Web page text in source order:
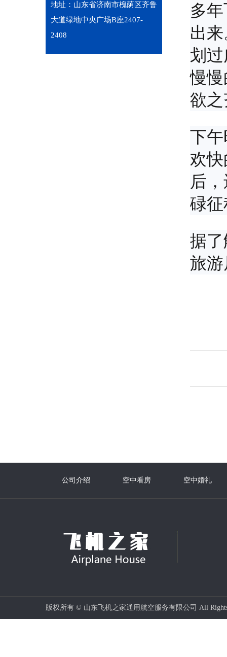
地址：山东省济南市槐荫区齐鲁
大道绿地中央广场B座2407-
2408
多
出
划
慢
欲
下
欢
后
碌征
据
旅
公司介绍 空中看房 空中婚礼
版权所有 © 山东飞机之家通用航空服务有限公司 All